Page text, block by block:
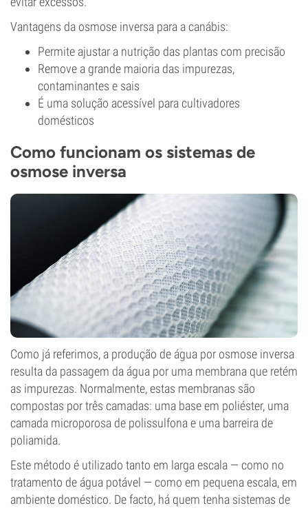
Vantagens da osmose inversa para a canábis:
Permite ajustar a nutrição das plantas com precisão
Remove a grande maioria das impurezas,
contaminantes e sais
É uma solução acessível para cultivadores
domésticos
Como funcionam os sistemas de
osmose inversa
Como já referimos, a produção de água por osmose inversa
resulta da passagem da água por uma membrana que retém
as impurezas. Normalmente, estas membranas são
compostas por três camadas: uma base em poliéster, uma
camada microporosa de polissulfona e uma barreira de
poliamida.
Este método é utilizado tanto em larga escala — como no
tratamento de água potável — como em pequena escala, em
ambiente doméstico. De facto, há quem tenha sistemas de